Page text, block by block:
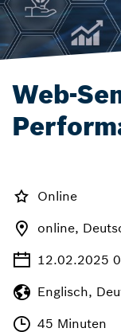
Web-
Online
online,
12.02.2025
Englisch,
45 Minuten